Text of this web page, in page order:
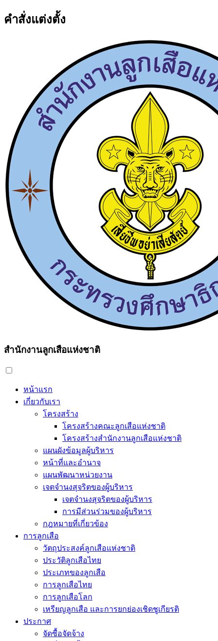
คำสั่งแต่งตั้ง
สำนักงานลูกเสือแห่งชาติ
หน้าแรก
เกี่ยวกับเรา
โครงสร้าง
โครงสร้างคณะลูกเสือแห่งชาติ
โครงสร้างสำนักงานลูกเสือแห่งชาติ
แผนผังข้อมูลผู้บริหาร
หน้าที่และอำนาจ
แผนพัฒนาหน่วยงาน
เจตจำนงสุจริตของผู้บริหาร
เจตจำนงสุจริตของผู้บริหาร
การมีส่วนร่วมของผู้บริหาร
กฎหมายที่เกี่ยวข้อง
การลูกเสือ
วัตถุประสงค์ลูกเสือแห่งชาติ
ประวัติลูกเสือไทย
ประเภทของลูกเสือ
การลูกเสือไทย
การลูกเสือโลก
เหรียญลูกเสือ และการยกย่องเชิดชูเกียรติ
ประกาศ
จัดซื้อจัดจ้าง